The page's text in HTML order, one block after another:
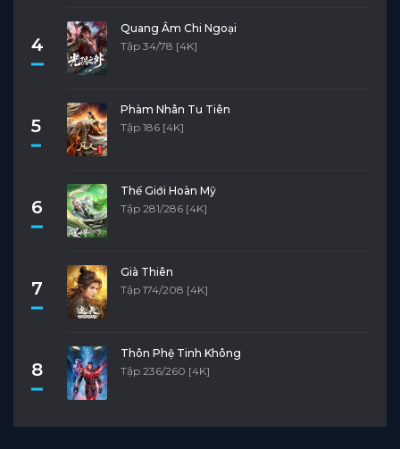
4
Quang Âm Chi Ngoại
Tập 34/78 [4K]
5
Phàm Nhân Tu Tiên
Tập 186 [4K]
6
Thế Giới Hoàn Mỹ
Tập 281/286 [4K]
7
Già Thiên
Tập 174/208 [4K]
8
Thôn Phệ Tinh Không
Tập 236/260 [4K]